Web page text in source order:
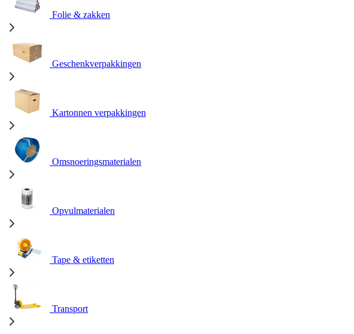
Folie & zakken
Geschenkverpakkingen
Kartonnen verpakkingen
Omsnoeringsmaterialen
Opvulmaterialen
Tape & etiketten
Transport